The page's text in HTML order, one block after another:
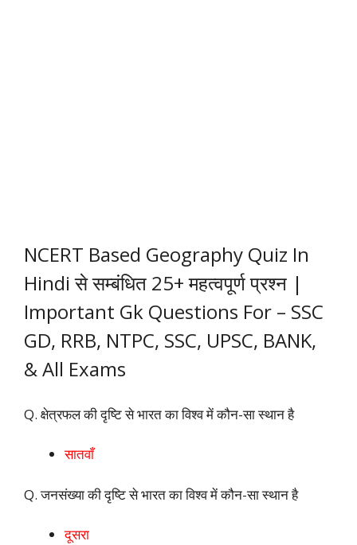
NCERT Based Geography Quiz In
Hindi से सम्बंधित 25+ महत्वपूर्ण प्रश्न |
Important Gk Questions For – SSC
GD, RRB, NTPC, SSC, UPSC, BANK,
& All Exams
Q. क्षेत्रफल की दृष्टि से भारत का विश्व में कौन-सा स्थान है
सातवाँ
Q. जनसंख्या की दृष्टि से भारत का विश्व में कौन-सा स्थान है
दूसरा